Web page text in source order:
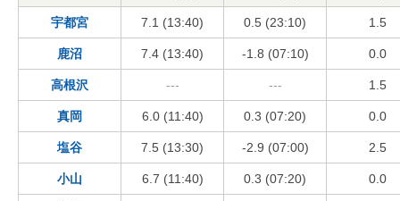
宇都宮 7.1 (13:40) 0.5 (23:10) 1.5
鹿沼 7.4 (13:40) -1.8 (07:10) 0.0
高根沢 --- --- 1.5
真岡 6.0 (11:40) 0.3 (07:20) 0.0
塩谷 7.5 (13:30) -2.9 (07:00) 2.5
小山 6.7 (11:40) 0.3 (07:20) 0.0